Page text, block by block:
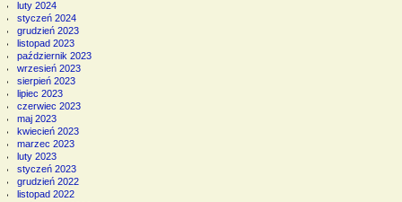
luty 2024
styczeń 2024
grudzień 2023
listopad 2023
październik 2023
wrzesień 2023
sierpień 2023
lipiec 2023
czerwiec 2023
maj 2023
kwiecień 2023
marzec 2023
luty 2023
styczeń 2023
grudzień 2022
listopad 2022